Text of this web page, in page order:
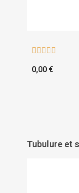
    
0,00 €
Tubulure et